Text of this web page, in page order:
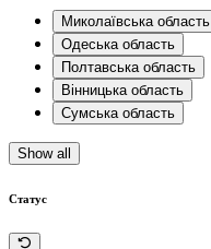
Миколаївська область
Одеська область
Полтавська область
Вінницька область
Сумська область
Show all
Статус